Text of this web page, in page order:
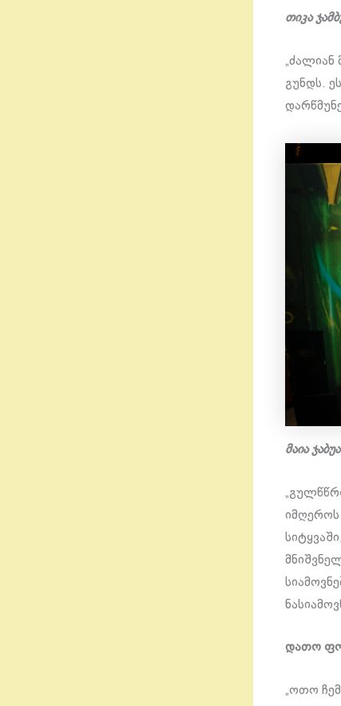
თიკა
„ძალიან
გუნდს.
მაია
იმღეროს
დათო
„ოთო